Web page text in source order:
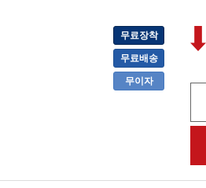
무료장착
무료배송
무이자